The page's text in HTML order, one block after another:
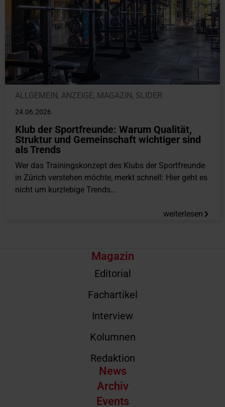
ALLGEMEIN, ANZEIGE, MAGAZIN, SLIDER
24.06.2026
Klub der Sportfreunde: Warum Qualität,
Struktur und Gemeinschaft wichtiger sind
als Trends
Wer das Trainingskonzept des Klubs der Sportfreunde
in Zürich verstehen möchte, merkt schnell: Hier geht es
nicht um kurzlebige Trends...
weiterlesen
Magazin
Editorial
Fachartikel
Interview
Kolumnen
Redaktion
News
Archiv
Events